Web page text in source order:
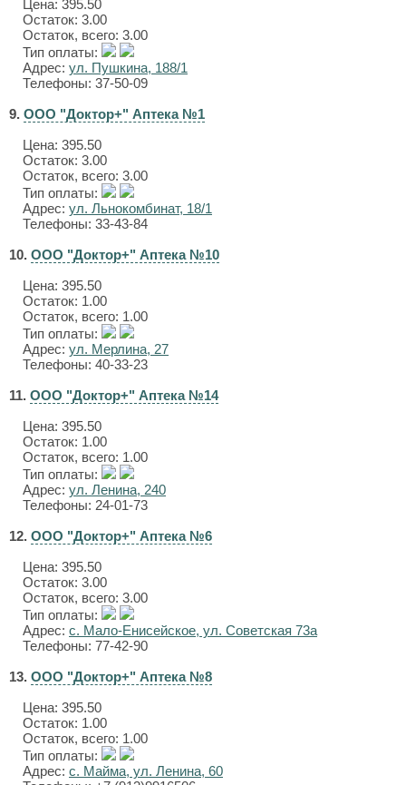
Цена: 395.50
Остаток: 3.00
Остаток, всего: 3.00
Тип оплаты:
Адрес: ул. Пушкина, 188/1
Телефоны: 37-50-09
9. ООО "Доктор+" Аптека №1
Цена: 395.50
Остаток: 3.00
Остаток, всего: 3.00
Тип оплаты:
Адрес: ул. Льнокомбинат, 18/1
Телефоны: 33-43-84
10. ООО "Доктор+" Аптека №10
Цена: 395.50
Остаток: 1.00
Остаток, всего: 1.00
Тип оплаты:
Адрес: ул. Мерлина, 27
Телефоны: 40-33-23
11. ООО "Доктор+" Аптека №14
Цена: 395.50
Остаток: 1.00
Остаток, всего: 1.00
Тип оплаты:
Адрес: ул. Ленина, 240
Телефоны: 24-01-73
12. ООО "Доктор+" Аптека №6
Цена: 395.50
Остаток: 3.00
Остаток, всего: 3.00
Тип оплаты:
Адрес: с. Мало-Енисейское, ул. Советская 73а
Телефоны: 77-42-90
13. ООО "Доктор+" Аптека №8
Цена: 395.50
Остаток: 1.00
Остаток, всего: 1.00
Тип оплаты:
Адрес: с. Майма, ул. Ленина, 60